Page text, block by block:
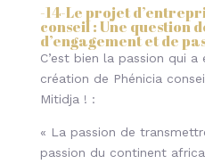
-14-Le projet
conseil : Une question
d’engagement et de
C’est bien la passion qui
création de Phénicia
Mitidja ! :
« La passion de
passion du continent